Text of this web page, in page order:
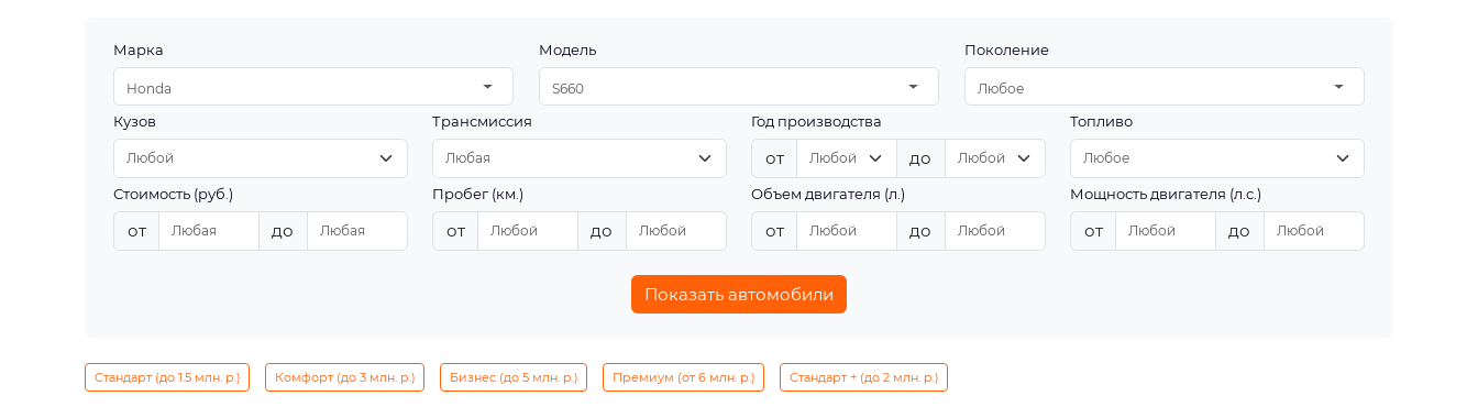
Марка
Honda
Модель
S660
Поколение
Любое
Кузов Трансмиссия Год производства
от до
Топливо
Стоимость (руб.)
от до
Пробег (км.)
от до
Объем двигателя (л.)
от до
Мощность двигателя (л.с.)
от до
Показать автомобили
Стандарт (до 1.5 млн. р.) Комфорт (до 3 млн. р.) Бизнес (до 5 млн. р.) Премиум (от 6 млн. р.) Стандарт + (до 2 млн. р.)